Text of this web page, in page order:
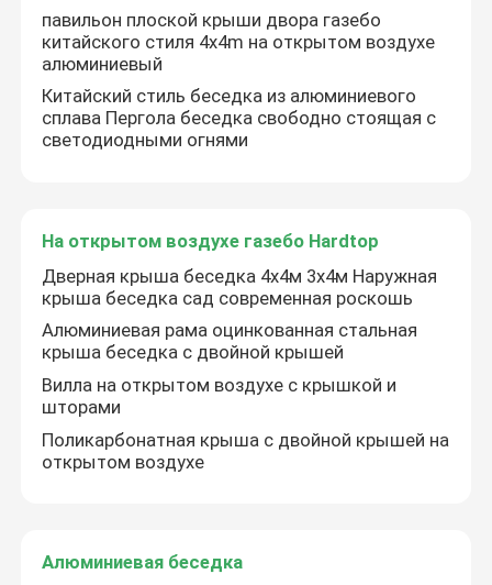
Дом
Продукты
О нас
Проверка качества
павильон плоской крыши двора газебо
китайского стиля 4x4m на открытом воздухе
алюминиевый
Китайский стиль беседка из алюминиевого
сплава Пергола беседка свободно стоящая с
светодиодными огнями
На открытом воздухе газебо Hardtop
Дверная крыша беседка 4х4м 3х4м Наружная
крыша беседка сад современная роскошь
Алюминиевая рама оцинкованная стальная
крыша беседка с двойной крышей
Вилла на открытом воздухе с крышкой и
шторами
Поликарбонатная крыша с двойной крышей на
открытом воздухе
Алюминиевая беседка